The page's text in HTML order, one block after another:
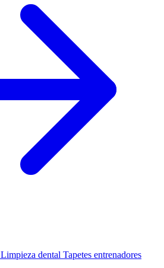
Limpieza dental Tapetes entrenadores